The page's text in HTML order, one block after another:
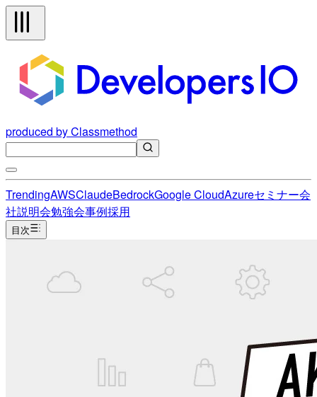
produced by Classmethod
TrendingAWSClaudeBedrockGoogle CloudAzureセミナー会
社説明会勉強会事例採用
目次